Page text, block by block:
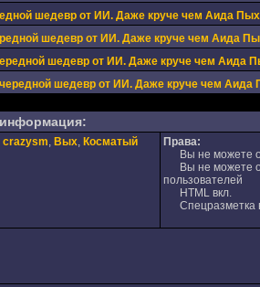
шедевр от ИИ. Даже круче чем Аида
шедевр от ИИ. Даже круче чем Аида
шедевр от ИИ. Даже круче чем Аида
шедевр от ИИ. Даже круче чем Аида
crazysm, Вых, Косматый
Права:
Вы не можете
Вы не можете
пользователей
HTML вкл.
Спецразметка